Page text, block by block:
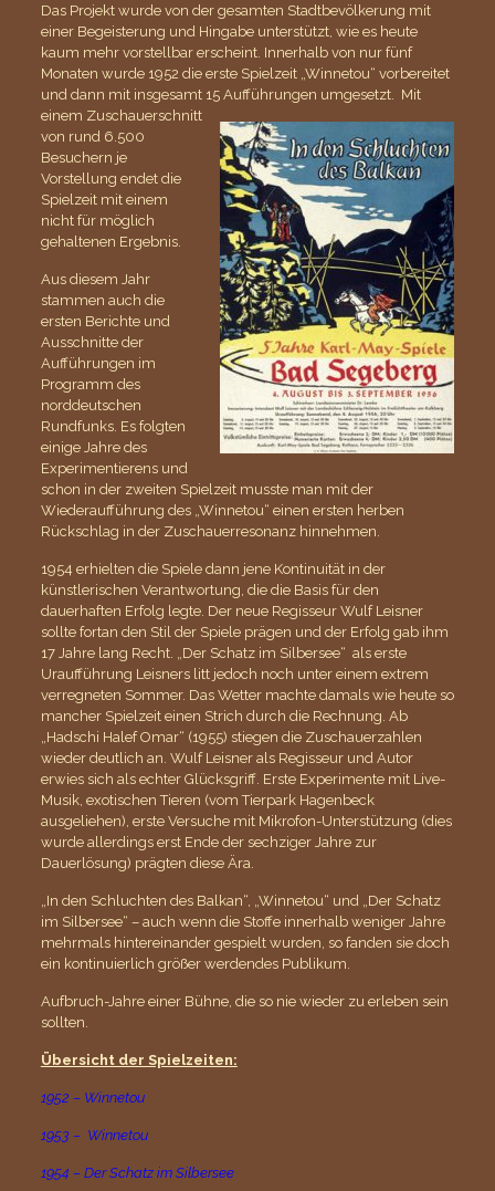
Das Projekt wurde von der gesamten Stadtbevölkerung mit
einer Begeisterung und Hingabe unterstützt, wie es heute
kaum mehr vorstellbar erscheint. Innerhalb von nur fünf
Monaten wurde 1952 die erste Spielzeit „Winnetou“ vorbereitet
und dann mit insgesamt 15 Aufführungen umgesetzt. Mit
einem Zuschauerschnitt
von rund 6.500
Besuchern je
Vorstellung endet die
Spielzeit mit einem
nicht für möglich
gehaltenen Ergebnis.
Aus diesem Jahr
stammen auch die
ersten Berichte und
Ausschnitte der
Aufführungen im
Programm des
norddeutschen
Rundfunks. Es folgten
einige Jahre des
Experimentierens und
schon in der zweiten Spielzeit musste man mit der
Wiederaufführung des „Winnetou“ einen ersten herben
Rückschlag in der Zuschauerresonanz hinnehmen.
1954 erhielten die Spiele dann jene Kontinuität in der
künstlerischen Verantwortung, die die Basis für den
dauerhaften Erfolg legte. Der neue Regisseur Wulf Leisner
sollte fortan den Stil der Spiele prägen und der Erfolg gab ihm
17 Jahre lang Recht. „Der Schatz im Silbersee“ als erste
Uraufführung Leisners litt jedoch noch unter einem extrem
verregneten Sommer. Das Wetter machte damals wie heute so
mancher Spielzeit einen Strich durch die Rechnung. Ab
„Hadschi Halef Omar“ (1955) stiegen die Zuschauerzahlen
wieder deutlich an. Wulf Leisner als Regisseur und Autor
erwies sich als echter Glücksgriff. Erste Experimente mit Live-
Musik, exotischen Tieren (vom Tierpark Hagenbeck
ausgeliehen), erste Versuche mit Mikrofon-Unterstützung (dies
wurde allerdings erst Ende der sechziger Jahre zur
Dauerlösung) prägten diese Ära.
„In den Schluchten des Balkan“, „Winnetou“ und „Der Schatz
im Silbersee“ – auch wenn die Stoffe innerhalb weniger Jahre
mehrmals hintereinander gespielt wurden, so fanden sie doch
ein kontinuierlich größer werdendes Publikum.
Aufbruch-Jahre einer Bühne, die so nie wieder zu erleben sein
sollten.
Übersicht der Spielzeiten:
1952 – Winnetou
1953 – Winnetou
1954 – Der Schatz im Silbersee